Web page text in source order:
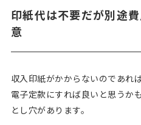
印紙代は不要だが別途
意
収入印紙がかからないのであれ
電子定款にすれば良いと思うか
とし穴があります。